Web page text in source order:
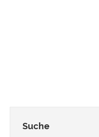
Suche